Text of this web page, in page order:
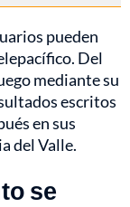
pueden
Del
mediante su
escritos
en sus
del Valle.
se